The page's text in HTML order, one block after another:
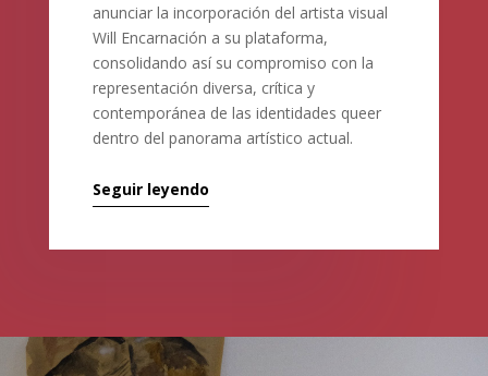
anunciar la incorporación del artista visual
Will Encarnación a su plataforma,
consolidando así su compromiso con la
representación diversa, crítica y
contemporánea de las identidades queer
dentro del panorama artístico actual.
Seguir leyendo